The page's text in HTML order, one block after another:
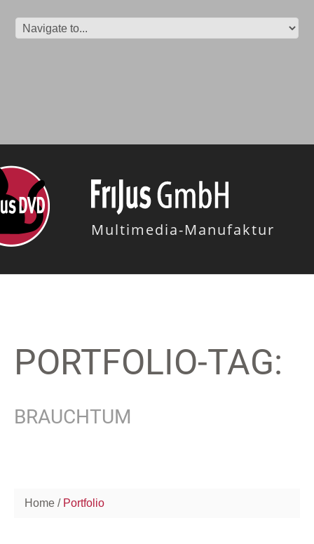
Multimedia-Manufaktur
PORTFOLIO-TAG:
BRAUCHTUM
Home Portfolio